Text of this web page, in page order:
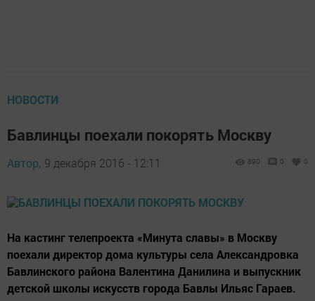
НОВОСТИ
Бавлинцы поехали покорять Москву
Автор, 9 декабря 2016 - 12:11 890 0 0
На кастинг телепроекта «Минута славы» в Москву
поехали директор дома культуры села Александровка
Бавлинского района Валентина Данилина и выпускник
детской школы искусств города Бавлы Ильяс Гараев.